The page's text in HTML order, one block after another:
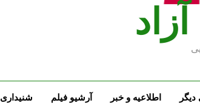
اطلاعیه و خبر آرشیو فیلم شنیداری